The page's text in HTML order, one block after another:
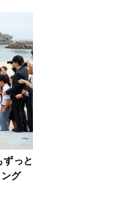
ずっと
グ